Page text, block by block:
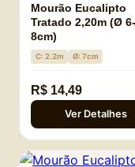
Mourão Eucalipto
Tratado 2,20m (Ø 6-
8cm)
C: 2.2m Ø: 7cm
R$ 14,49
Ver Detalhes